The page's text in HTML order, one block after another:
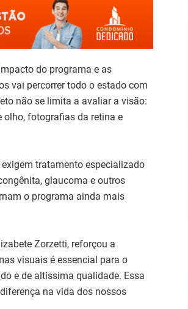
do programa e as
vai percorrer todo o estado com
não se limita a avaliar a visão:
olho, fotografias da retina e
tratamento especializado
glaucoma e outros
o programa ainda mais
Zorzetti, reforçou a
visuais é essencial para o
e de altíssima qualidade. Essa
na vida dos nossos